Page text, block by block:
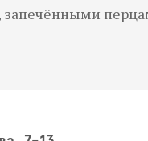
запечёнными